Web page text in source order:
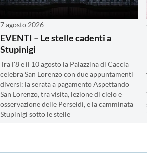
7 agosto 2026
EVENTI – Le stelle cadenti a
Stupinigi
Tra l'8 e il 10 agosto la Palazzina di Caccia
celebra San Lorenzo con due appuntamenti
diversi: la serata a pagamento Aspettando
San Lorenzo, tra visita, lezione di cielo e
osservazione delle Perseidi, e la camminata
Stupinigi sotto le stelle